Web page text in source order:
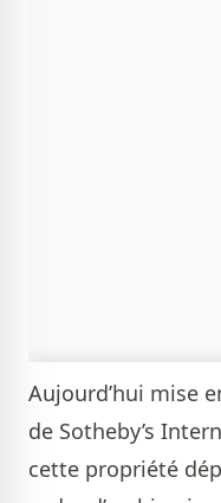
Aujourd’hui mise
de Sotheby’s
cette propriété